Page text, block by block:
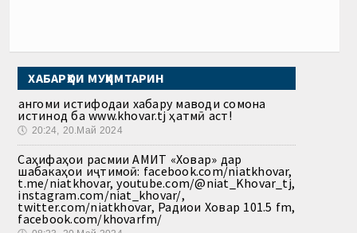
ХАБАРҲОИ МУҲИМТАРИН
Ҳангоми истифодаи хабару маводи сомона
истинод ба www.khovar.tj ҳатмӣ аст!
🕔 20:24, 20.Май 2024
Саҳифаҳои расмии АМИТ «Ховар» дар
шабакаҳои иҷтимоӣ: facebook.com/niatkhovar,
t.me/niatkhovar, youtube.com/@niat_Khovar_tj,
instagram.com/niat_khovar/,
twitter.com/niatkhovar, Радиои Ховар 101.5 fm,
facebook.com/khovarfm/